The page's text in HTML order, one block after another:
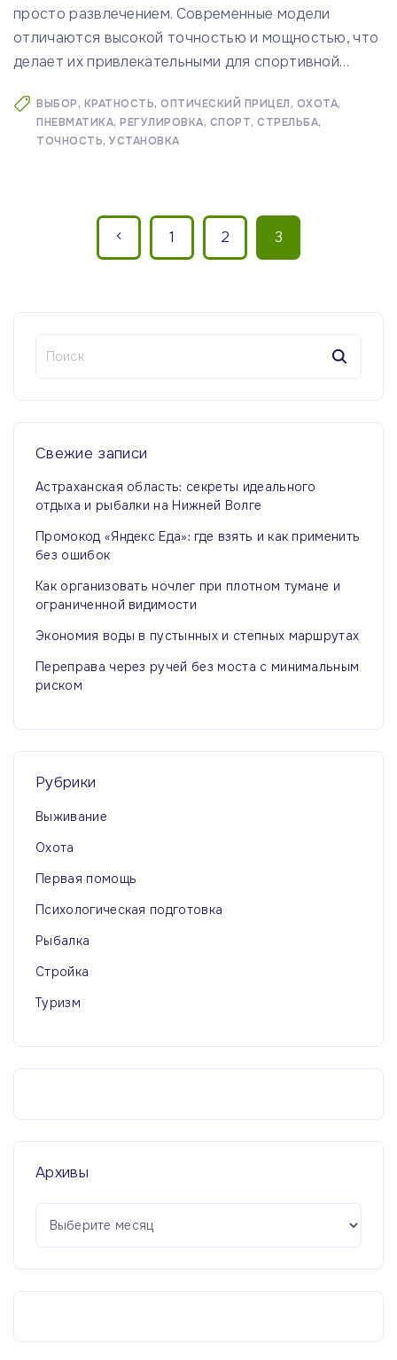
просто развлечением. Современные модели
отличаются высокой точностью и мощностью, что
делает их привлекательными для спортивной…
ВЫБОР КРАТНОСТЬ ОПТИЧЕСКИЙ ПРИЦЕЛ ОХОТА
ПНЕВМАТИКА РЕГУЛИРОВКА СПОРТ СТРЕЛЬБА
ТОЧНОСТЬ УСТАНОВКА
и
ц
и
П
е
щ
я
т
1 2 3
т
и
Свежие записи
Астраханская область: секреты идеального
отдыха и рыбалки на Нижней Волге
Промокод «Яндекс Еда»: где взять и как применить
без ошибок
Как организовать ночлег при плотном тумане и
ограниченной видимости
Экономия воды в пустынных и степных маршрутах
Переправа через ручей без моста с минимальным
риском
Рубрики
Выживание
Охота
Первая помощь
Психологическая подготовка
Рыбалка
Стройка
Туризм
Архивы
А
х